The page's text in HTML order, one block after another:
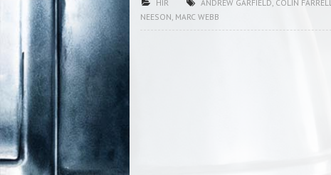
HÍR ANDREW GARFIELD COLIN FARRELL
NEESON MARC WEBB